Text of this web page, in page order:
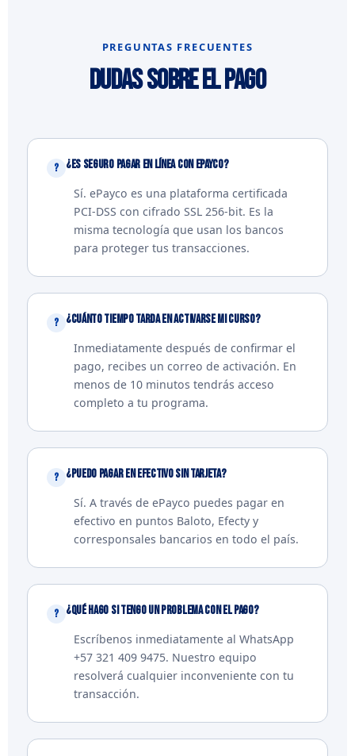
PREGUNTAS FRECUENTES
Dudas sobre el pago
¿Es seguro pagar en línea con ePayco?
Sí. ePayco es una plataforma certificada
PCI-DSS con cifrado SSL 256-bit. Es la
misma tecnología que usan los bancos
para proteger tus transacciones.
¿Cuánto tiempo tarda en activarse mi curso?
Inmediatamente después de confirmar el
pago, recibes un correo de activación. En
menos de 10 minutos tendrás acceso
completo a tu programa.
¿Puedo pagar en efectivo sin tarjeta?
Sí. A través de ePayco puedes pagar en
efectivo en puntos Baloto, Efecty y
corresponsales bancarios en todo el país.
¿Qué hago si tengo un problema con el pago?
Escríbenos inmediatamente al WhatsApp
+57 321 409 9475. Nuestro equipo
resolverá cualquier inconveniente con tu
transacción.